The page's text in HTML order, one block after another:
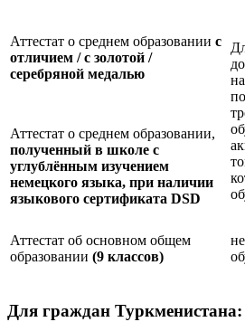
Аттестат о среднем образовании с
отличием / с золотой /
серебряной медалью
Аттестат о среднем образовании,
полученный в школе с
углублённым изучением
немецкого языка, при наличии
языкового сертификата DSD
Аттестат об основном общем
образовании (9 классов)
Для граждан Туркменистана: